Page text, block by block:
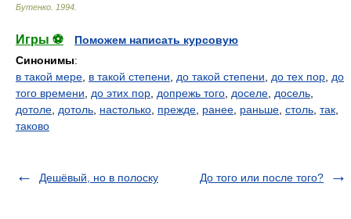
Бутенко 1994
Игры ⚽
Поможем написать курсовую
Синонимы:
в такой мере в такой степени до такой степени до тех пор до
того времени
до этих пор допрежь того доселе досель
дотоле дотоль настолько прежде ранее раньше столь так
таково
Дешёвый, но в полоску До того или после того?